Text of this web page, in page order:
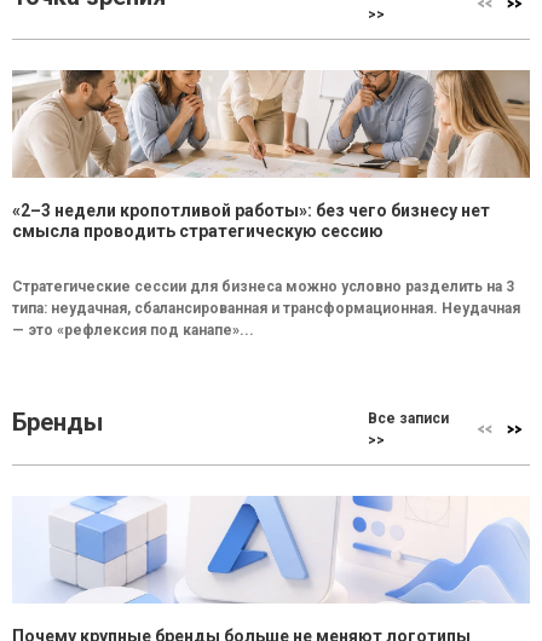
>>
«2–3 недели кропотливой работы»: без чего бизнесу нет
смысла проводить стратегическую сессию
Стратегические сессии для бизнеса можно условно разделить на 3
типа: неудачная, сбалансированная и трансформационная. Неудачная
— это «рефлексия под канапе»...
Бренды
Все записи
>>
Почему крупные бренды больше не меняют логотипы